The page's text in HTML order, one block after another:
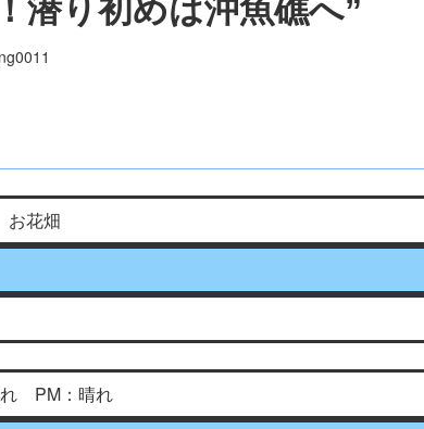
潜り初めは沖魚礁へ”
花畑
PM：晴れ